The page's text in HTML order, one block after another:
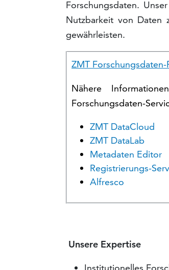
Forschungsdaten.
Nutzbarkeit von Daten
gewährleisten.
ZMT
Nähere
Forschungsdaten-
ZMT DataCloud
ZMT DataLab
Metadaten Editor
Registrierungs-
Alfresco
Unsere Expertise